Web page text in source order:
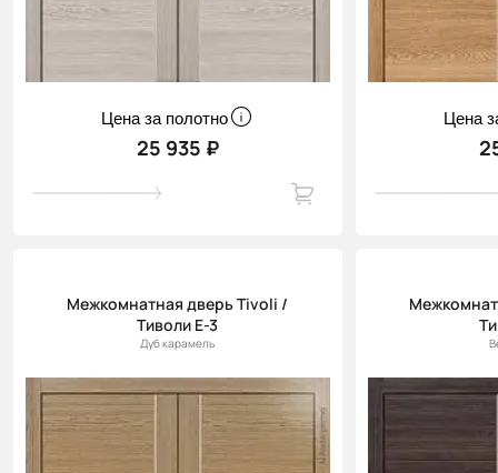
Цена за полотно
25 935 ₽
Цена
Межкомнатная дверь Tivoli /
Тиволи Е-3
Дуб карамель